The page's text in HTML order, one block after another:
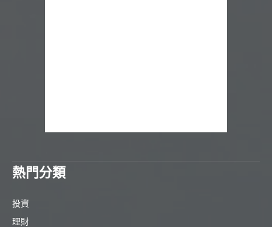
熱門分類
投資
理財